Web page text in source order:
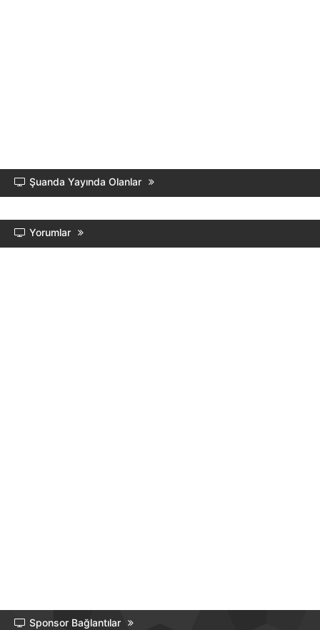
Şuanda Yayında Olanlar
Yorumlar
Sponsor Bağlantılar